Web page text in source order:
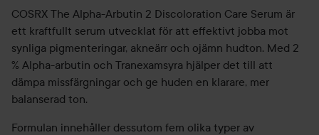
COSRX The Alpha-Arbutin 2 Discoloration Care Serum är
ett kraftfullt serum utvecklat för att effektivt jobba mot
synliga pigmenteringar, akneärr och ojämn hudton. Med 2
% Alpha-arbutin och Tranexamsyra hjälper det till att
dämpa missfärgningar och ge huden en klarare, mer
balanserad ton.
Formulan innehåller dessutom fem olika typer av